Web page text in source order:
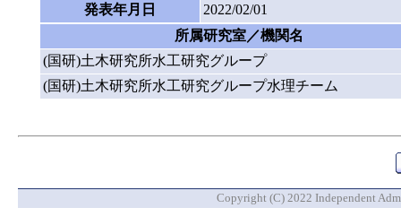
発表年月日
2022/02/01
所属研究室／機関名
(国研)土木研究所水工研究グループ
(国研)土木研究所水工研究グループ水理チーム
Copyright (C) 2022 Independent